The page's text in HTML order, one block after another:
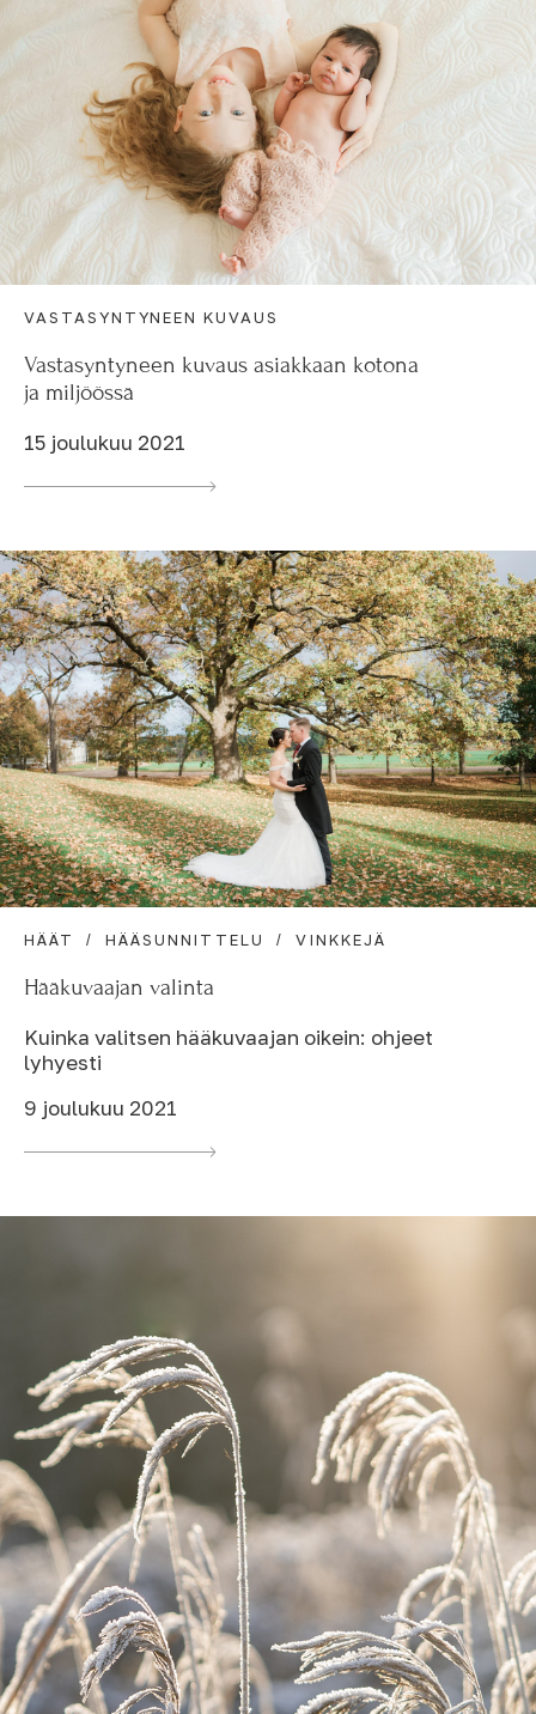
VASTASYNTYNEEN KUVAUS
Vastasyntyneen kuvaus asiakkaan kotona
ja miljöössä
15 joulukuu 2021
HÄÄT HÄÄSUNNITTELU VINKKEJÄ
Hääkuvaajan valinta
Kuinka valitsen hääkuvaajan oikein: ohjeet
lyhyesti
9 joulukuu 2021